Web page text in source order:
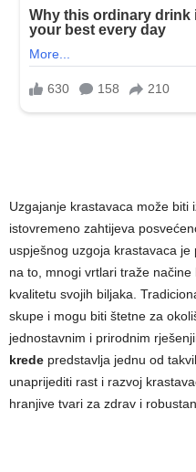
Uzgajanje krastavaca može biti
istovremeno zahtijeva
uspješnog uzgoja krastavaca
na to, mnogi vrtlari traže
kvalitetu svojih biljaka.
skupe i mogu biti štetne za
jednostavnim i prirodnim
krede predstavlja jednu od
unaprijediti rast i razvoj
hranjive tvari za zdrav i